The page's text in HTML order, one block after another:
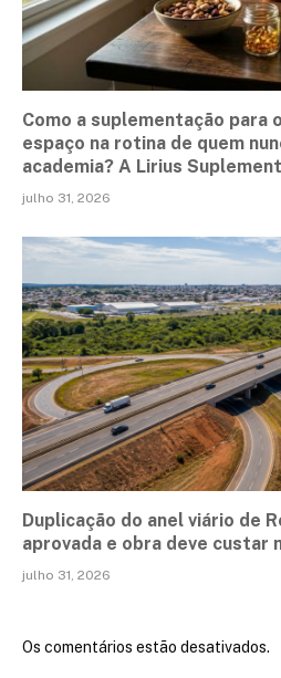
Como a suplementação para
espaço na rotina de quem
academia? A Lirius
julho 31, 2026
Duplicação do anel viário de
aprovada e obra deve custar
julho 31, 2026
Os comentários estão desativados.